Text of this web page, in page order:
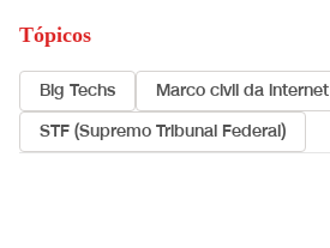
Tópicos
Big Techs
Marco civil da internet
STF (Supremo Tribunal Federal)